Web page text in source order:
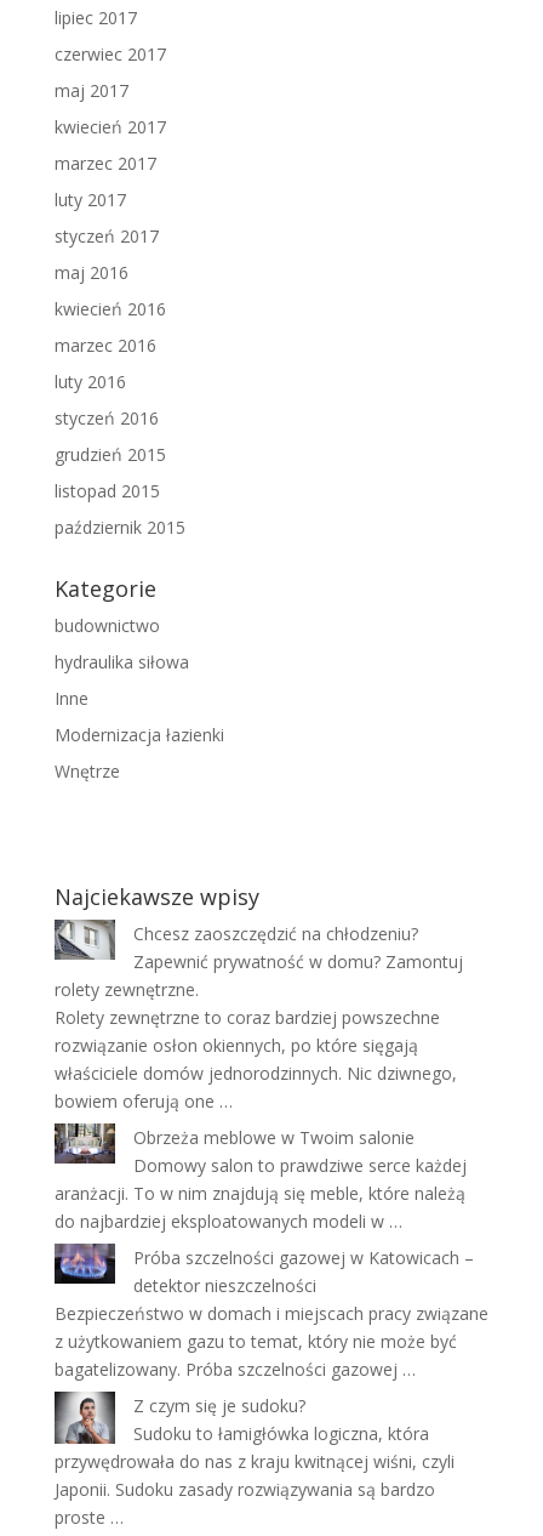
lipiec 2017
czerwiec 2017
maj 2017
kwiecień 2017
marzec 2017
luty 2017
styczeń 2017
maj 2016
kwiecień 2016
marzec 2016
luty 2016
styczeń 2016
grudzień 2015
listopad 2015
październik 2015
Kategorie
budownictwo
hydraulika siłowa
Inne
Modernizacja łazienki
Wnętrze
Najciekawsze wpisy
Chcesz zaoszczędzić na chłodzeniu?
Zapewnić prywatność w domu? Zamontuj
rolety zewnętrzne.
Rolety zewnętrzne to coraz bardziej powszechne
rozwiązanie osłon okiennych, po które sięgają
właściciele domów jednorodzinnych. Nic dziwnego,
bowiem oferują one …
Obrzeża meblowe w Twoim salonie
Domowy salon to prawdziwe serce każdej
aranżacji. To w nim znajdują się meble, które należą
do najbardziej eksploatowanych modeli w …
Próba szczelności gazowej w Katowicach –
detektor nieszczelności
Bezpieczeństwo w domach i miejscach pracy związane
z użytkowaniem gazu to temat, który nie może być
bagatelizowany. Próba szczelności gazowej …
Z czym się je sudoku?
Sudoku to łamigłówka logiczna, która
przywędrowała do nas z kraju kwitnącej wiśni, czyli
Japonii. Sudoku zasady rozwiązywania są bardzo
proste …